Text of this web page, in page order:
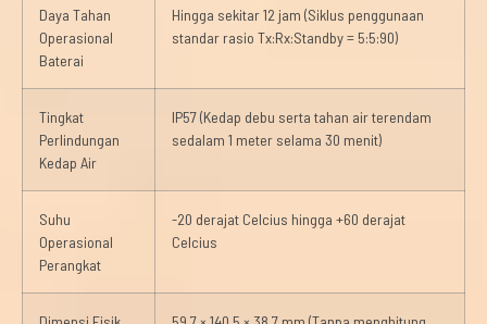
Daya Tahan
Operasional
Baterai
Hingga sekitar 12 jam (Siklus penggunaan
standar rasio Tx:Rx:Standby = 5:5:90)
Tingkat
Perlindungan
Kedap Air
IP57 (Kedap debu serta tahan air terendam
sedalam 1 meter selama 30 menit)
Suhu
Operasional
Perangkat
-20 derajat Celcius hingga +60 derajat
Celcius